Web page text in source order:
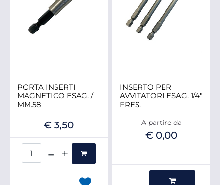
PORTA INSERTI
MAGNETICO ESAG. /
MM.58
€ 3,50
INSERTO PER
AVVITATORI ESAG. 1/4"
FRES.
A partire da
€ 0,00